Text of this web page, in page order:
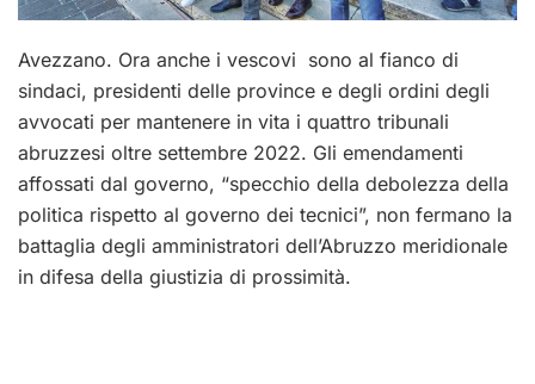
Avezzano. Ora anche i vescovi sono al fianco di
sindaci, presidenti delle province e degli ordini degli
avvocati per mantenere in vita i quattro tribunali
abruzzesi oltre settembre 2022. Gli emendamenti
affossati dal governo, “specchio della debolezza della
politica rispetto al governo dei tecnici”, non fermano la
battaglia degli amministratori dell’Abruzzo meridionale
in difesa della giustizia di prossimità.